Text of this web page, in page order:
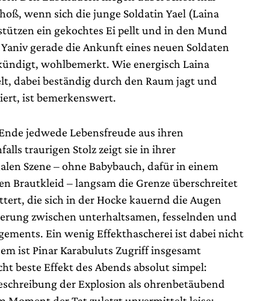
wenn sich die junge Soldatin Yael (Laina
ein gekochtes Ei pellt und in den Mund
gerade die Ankunft eines neuen Soldaten
wohlbemerkt. Wie energisch Laina
dabei beständig durch den Raum jagt und
ist bemerkenswert.
jedwede Lebensfreude aus ihren
traurigen Stolz zeigt sie in ihrer
Szene – ohne Babybauch, dafür in einem
Brautkleid – langsam die Grenze überschreitet
die sich in der Hocke kauernd die Augen
zwischen unterhaltsamen, fesselnden und
Ein wenig Effekthascherei ist dabei nicht
ist Pinar Karabuluts Zugriff insgesamt
beste Effekt des Abends absolut simpel:
der Explosion als ohrenbetäubend